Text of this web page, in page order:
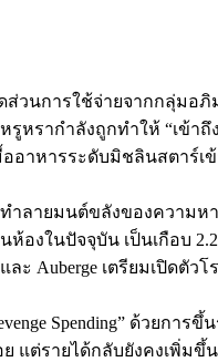
นการใช้จ่ายจากกลุ่มอภิ
ากำลังถูกทำให้ “เข้าถึง
อาหารระดับมิชลินสตาร์
ำลายมนต์ขลังของความห
งในปัจจุบัน เป็นเกือบ
ะ Auberge เตรียมเปิดตั
Spending” ด้วยการ
ย แต่รายได้กลับยังคงเพิ่ม